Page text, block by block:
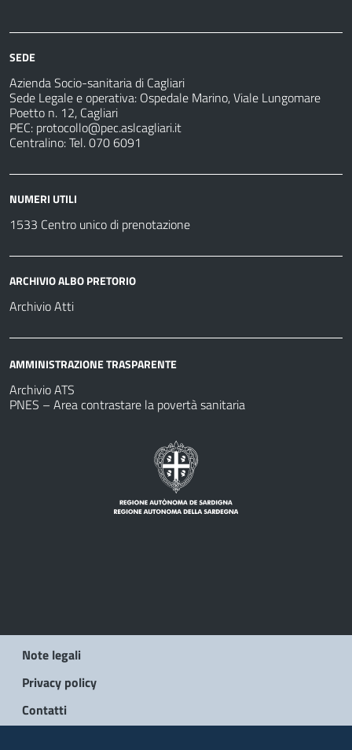
sanitarie
fare
SEDE
Azienda Socio-sanitaria di Cagliari
Sede Legale e operativa: Ospedale Marino, Viale Lungomare
Poetto n. 12, Cagliari
PEC: protocollo@pec.aslcagliari.it
Centralino: Tel. 070 6091
NUMERI UTILI
1533 Centro unico di prenotazione
ARCHIVIO ALBO PRETORIO
Archivio Atti
AMMINISTRAZIONE TRASPARENTE
Archivio ATS
PNES – Area contrastare la povertà sanitaria
Note legali
Privacy policy
Contatti